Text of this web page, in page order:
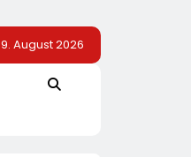
9. August 2026